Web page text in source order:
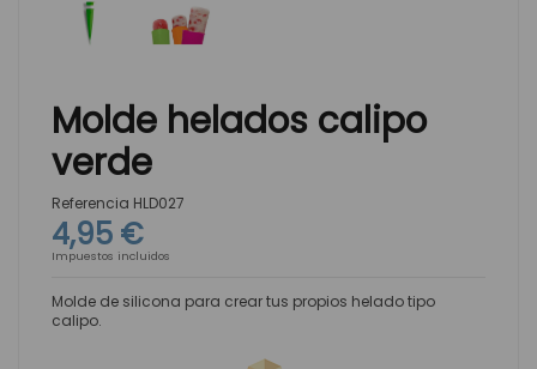
Molde helados calipo
verde
Referencia HLD027
4,95 €
Impuestos incluidos
Molde de silicona para crear tus propios helado tipo
calipo.